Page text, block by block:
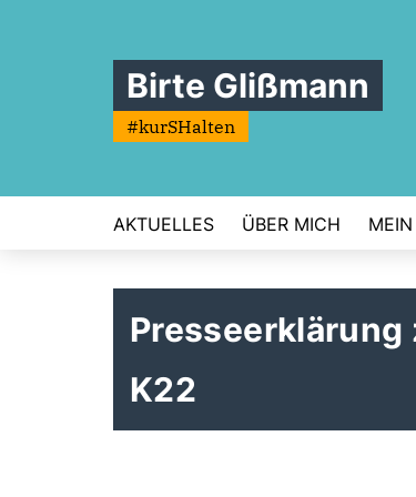
Birte Glißmann
#kurSHalten
AKTUELLES ÜBER MICH
Presseerklärung
K22